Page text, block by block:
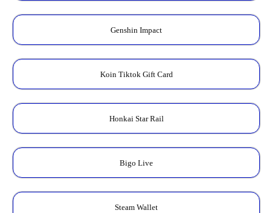
Genshin Impact
Koin Tiktok Gift Card
Honkai Star Rail
Bigo Live
Steam Wallet